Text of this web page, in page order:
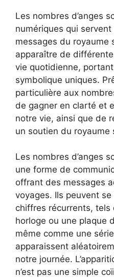
Les nombres d’anges
numériques qui
messages du royaume
apparaître de
vie quotidienne,
symbolique uniques.
particulière aux
de gagner en clarté et
notre vie, ainsi que de
un soutien du royaume
Les nombres d’anges
une forme de
offrant des messages
voyages. Ils peuvent
chiffres récurrents, tels
horloge ou une plaque
même comme une
apparaissent
notre journée.
n’est pas une simple